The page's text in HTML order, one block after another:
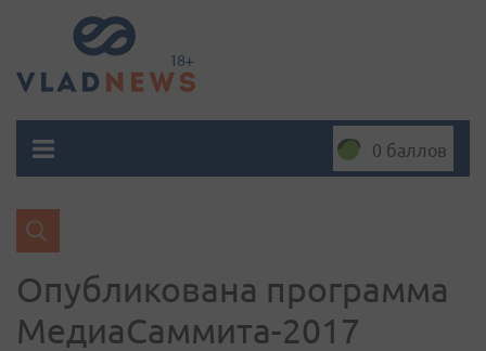
0 баллов
Опубликована программа
МедиаСаммита-2017